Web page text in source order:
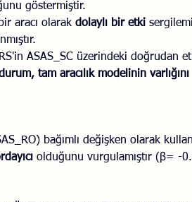
göstermiştir.
aracı olarak dolaylı bir etki
ASAS_SC üzerindeki doğrudan
tam aracılık modelinin varlığını
bağımlı değişken olarak
olduğunu vurgulamıştır (β= -